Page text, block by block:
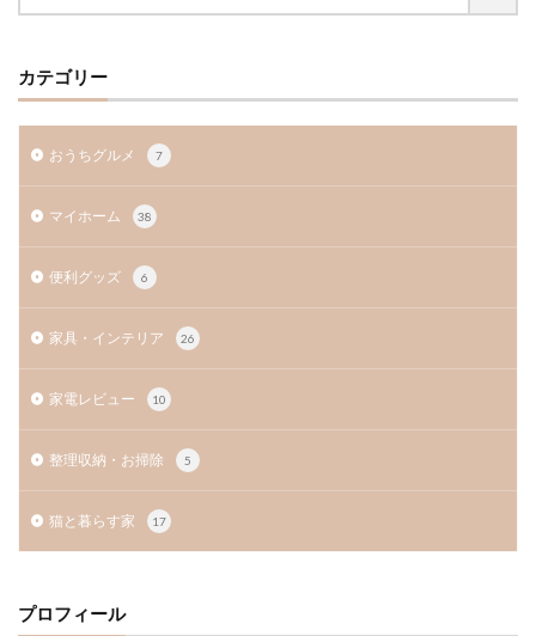
カテゴリー
おうちグルメ 7
マイホーム 38
便利グッズ 6
家具・インテリア 26
家電レビュー 10
整理収納・お掃除 5
猫と暮らす家 17
プロフィール